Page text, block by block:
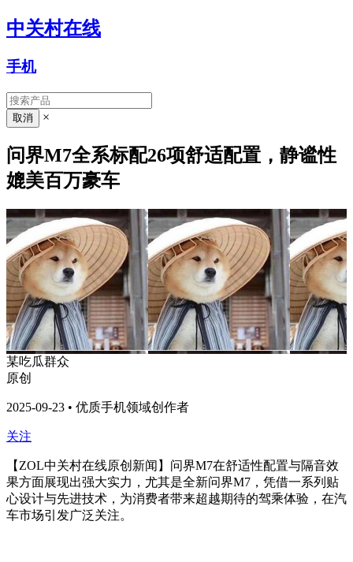
中关村在线
手机
×
问界M7全系标配26项舒适配置，静谧性
媲美百万豪车
某吃瓜群众
原创
2025-09-23 • 优质手机领域创作者
关注
【ZOL中关村在线原创新闻】问界M7在舒适性配置与隔音效
果方面展现出强大实力，尤其是全新问界M7，凭借一系列贴
心设计与先进技术，为消费者带来超越期待的驾乘体验，在汽
车市场引发广泛关注。